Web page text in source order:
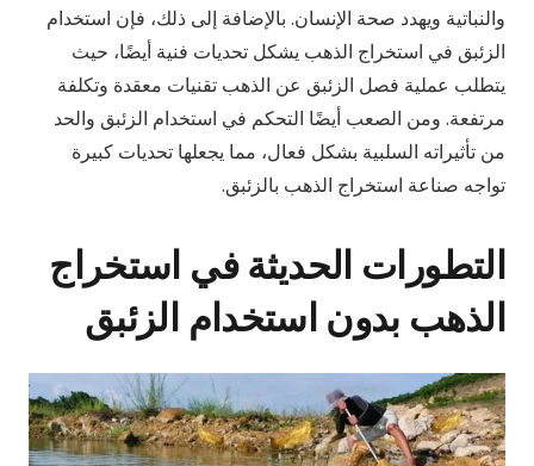
والنباتية ويهدد صحة الإنسان. بالإضافة إلى ذلك، فإن استخدام
الزئبق في استخراج الذهب يشكل تحديات فنية أيضًا، حيث
يتطلب عملية فصل الزئبق عن الذهب تقنيات معقدة وتكلفة
مرتفعة. ومن الصعب أيضًا التحكم في استخدام الزئبق والحد
من تأثيراته السلبية بشكل فعال، مما يجعلها تحديات كبيرة
تواجه صناعة استخراج الذهب بالزئبق.
التطورات الحديثة في استخراج
الذهب بدون استخدام الزئبق